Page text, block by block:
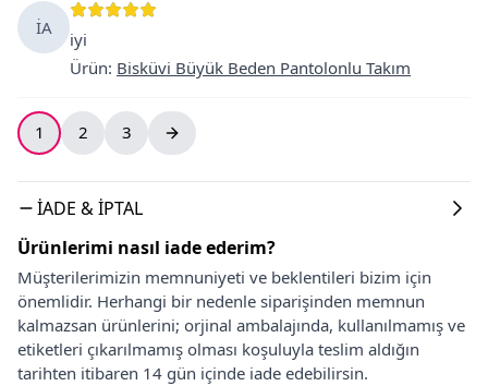
İA
iyi
Ürün: Bisküvi Büyük Beden Pantolonlu Takım
1 2 3
İADE & İPTAL
Ürünlerimi nasıl iade ederim?
Müşterilerimizin memnuniyeti ve beklentileri bizim için
önemlidir. Herhangi bir nedenle siparişinden memnun
kalmazsan ürünlerini; orjinal ambalajında, kullanılmamış ve
etiketleri çıkarılmamış olması koşuluyla teslim aldığın
tarihten itibaren 14 gün içinde iade edebilirsin.